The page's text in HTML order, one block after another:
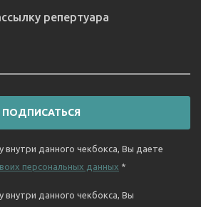
репертуара
ПОДПИСАТЬСЯ
внутри данного чекбокса, Вы даете
персональных данных *
внутри данного чекбокса, Вы